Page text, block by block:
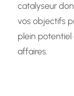
catalyseur
vos objectifs
plein
affaires.